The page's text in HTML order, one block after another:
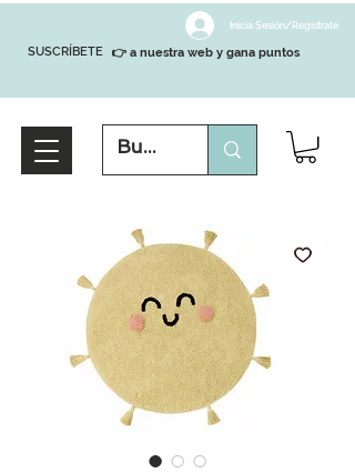
SUSCRÍBETE
Inicia Sesión/Regístrate
👉 a nuestra web y gana puntos